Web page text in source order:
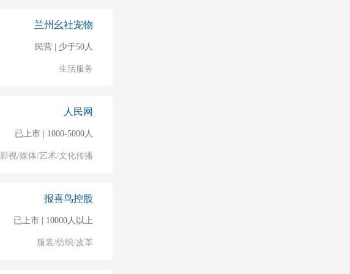
兰州幺社宠物
民营 | 少于50人
生活服务
人民网
已上市 | 1000-5000人
影视/媒体/艺术/文化传播
报喜鸟控股
已上市 | 10000人以上
服装/纺织/皮革